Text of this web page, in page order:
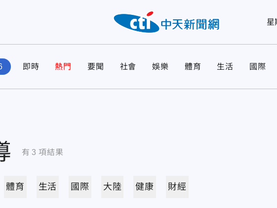
星
即時 熱門 要聞 社會 娛樂 體育 生活 國際
有 3 項結果
體育 生活 國際 大陸 健康 財經